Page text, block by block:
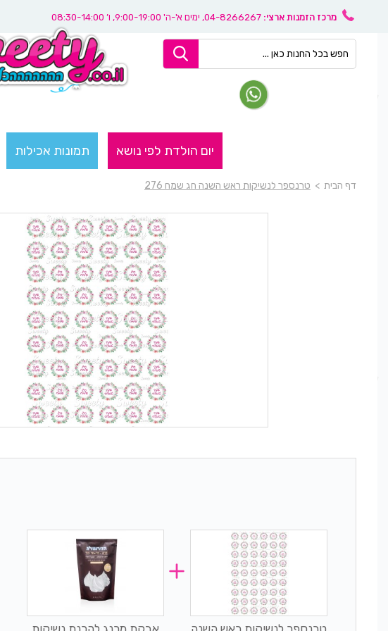
מרכז הזמנות ארצי: 04-8266267, ימים א'-ה' 9:00-19:00, ו’ 08:30-14:00
יום הולדת לפי נושא תמונות אכילות
דף הבית > טרנספר לנשיקות ראש השנה חג שמח 276